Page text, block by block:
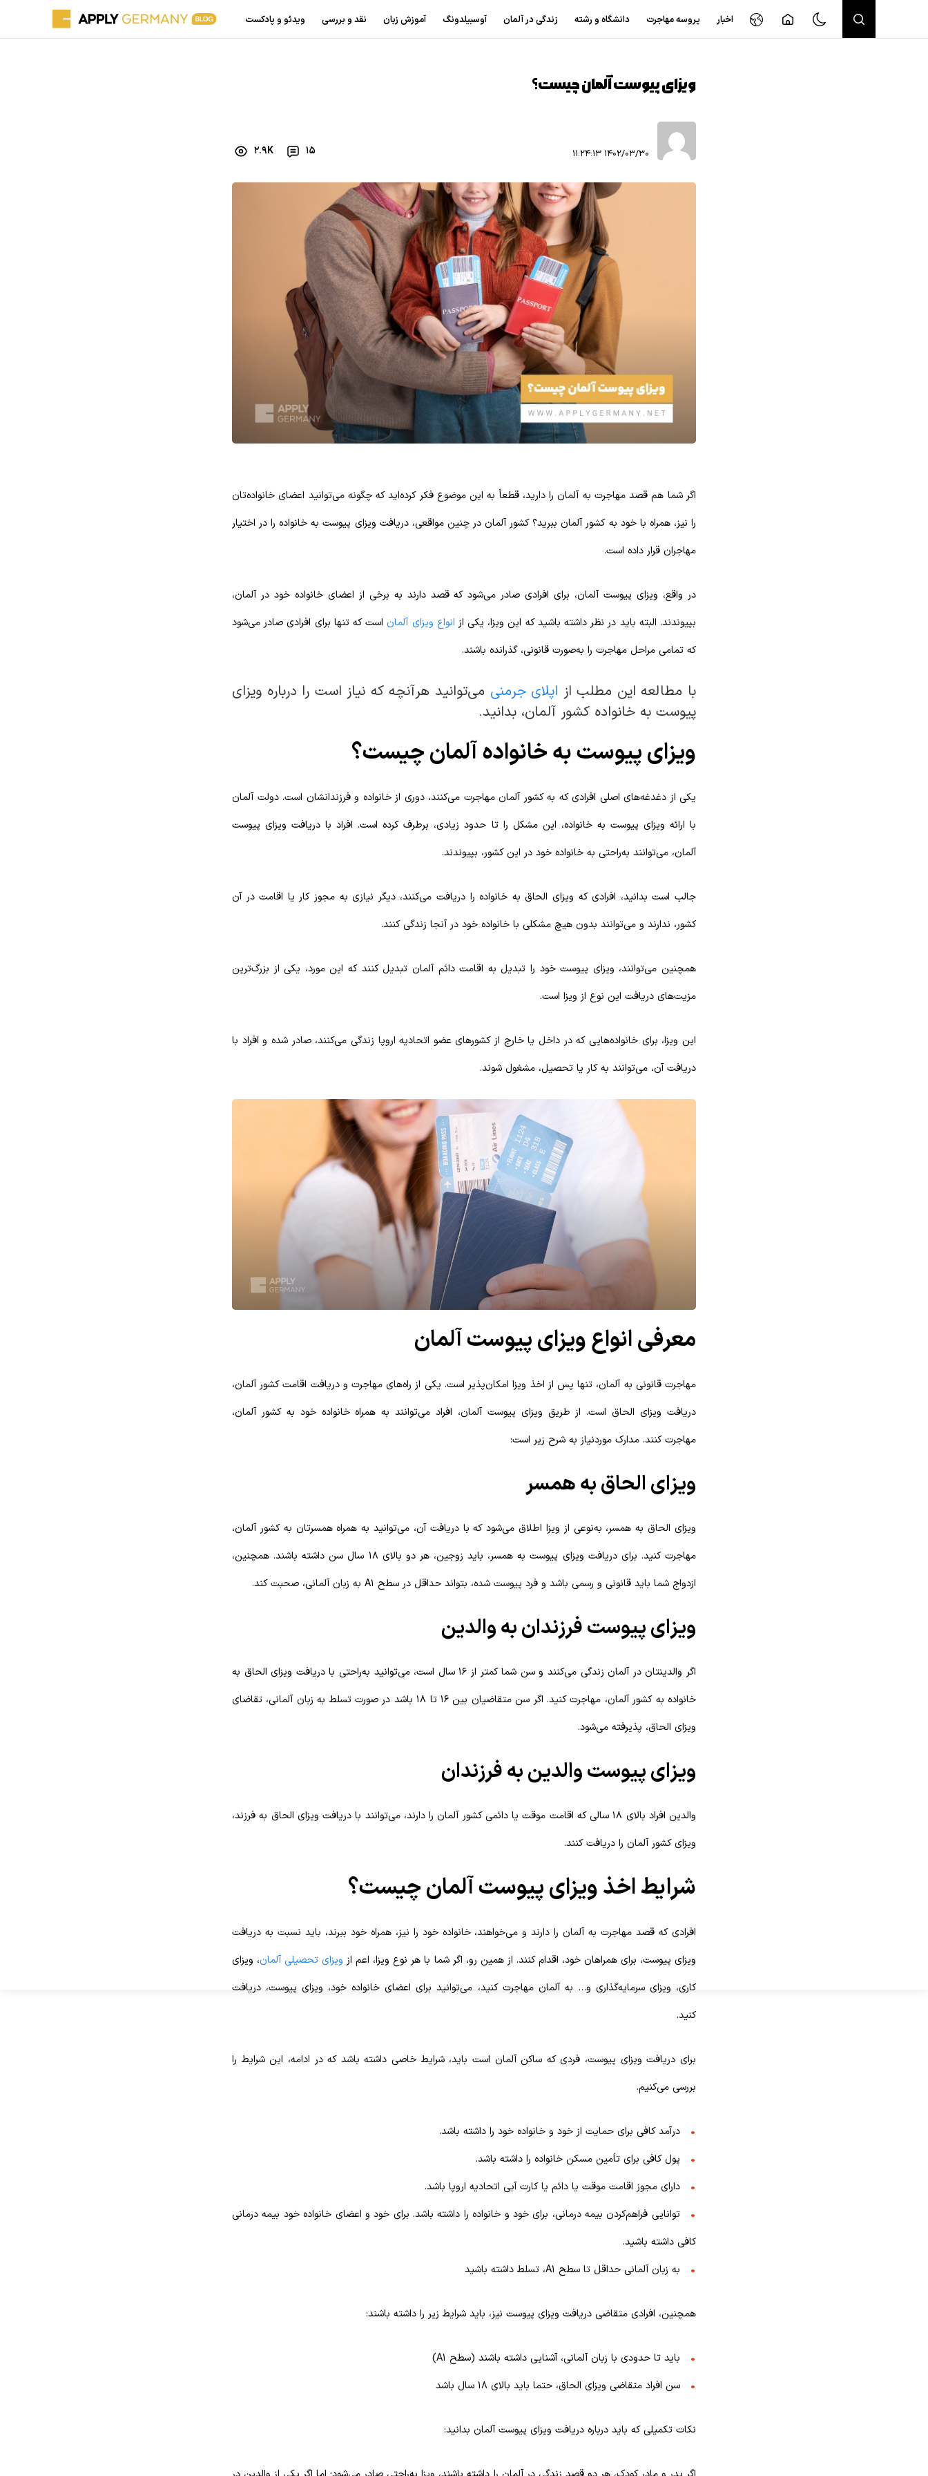
اخبار پروسه مهاجرت دانشگاه و رشته زندگی در آلمان آوسبیلدونگ آموزش زبان نقد و بررسی ویدئو و پادکست
ویزای پیوست آلمان چیست؟
۱۴۰۲/۰۳/۳۰ ۱۱:۲۴:۱۳ 15
2.9K
اگر شما هم قصد مهاجرت به آلمان را دارید، قطعاً به این موضوع فکر کرده‌اید که چگونه می‌توانید اعضای خانواده‌تان
را نیز، همراه با خود به کشور آلمان ببرید؟ کشور آلمان در چنین مواقعی، دریافت ویزای پیوست به خانواده را در اختیار
مهاجران قرار داده است.
در واقع، ویزای پیوست آلمان، برای افرادی صادر می‌شود که قصد دارند به برخی از اعضای خانواده خود در آلمان،
بپیوندند. البته باید در نظر داشته باشید که این ویزا، یکی از انواع ویزای آلماناست که تنها برای افرادی صادر می‌شود
که تمامی مراحل مهاجرت را به‌صورت قانونی، گذرانده باشند.
با مطالعه این مطلب از اپلای جرمنی می‌توانید هرآنچه که نیاز است را درباره ویزای
پیوست به خانواده کشور آلمان، بدانید.
ویزای پیوست به خانواده آلمان چیست؟
یکی از دغدغه‌های اصلی افرادی که به کشور آلمان مهاجرت می‌کنند، دوری از خانواده و فرزندانشان است. دولت آلمان
با ارائه ویزای پیوست به خانواده، این مشکل را تا حدود زیادی، برطرف کرده است. افراد با دریافت ویزای پیوست
آلمان، می‌توانند به‌راحتی به خانواده خود در این کشور، بپیوندند.
جالب است بدانید، افرادی که ویزای الحاق به خانواده را دریافت می‌کنند، دیگر نیازی به مجوز کار یا اقامت در آن
کشور، ندارند و می‌توانند بدون هیچ مشکلی با خانواده خود در آنجا زندگی کنند.
همچنین می‌توانند، ویزای پیوست خود را تبدیل به اقامت دائم آلمان تبدیل کنند که این مورد، یکی از بزرگ‌ترین
مزیت‌های دریافت این نوع از ویزا است.
این ویزا، برای خانواده‌هایی که در داخل یا خارج از کشورهای عضو اتحادیه اروپا زندگی می‌کنند، صادر شده و افراد با
دریافت آن، می‌توانند به کار یا تحصیل، مشغول شوند.
معرفی انواع ویزای پیوست آلمان
مهاجرت قانونی به آلمان، تنها پس از اخذ ویزا امکان‌پذیر است. یکی از راه‌های مهاجرت و دریافت اقامت کشور آلمان،
دریافت ویزای الحاق است. از طریق ویزای پیوست آلمان، افراد می‌توانند به همراه خانواده خود به کشور آلمان،
مهاجرت کنند. مدارک موردنیاز به شرح زیر است:
ویزای الحاق به همسر
ویزای الحاق به همسر، به‌نوعی از ویزا اطلاق می‌شود که با دریافت آن، می‌توانید به همراه همسرتان به کشور آلمان،
مهاجرت کنید. برای دریافت ویزای پیوست به همسر، باید زوجین، هر دو بالای ۱۸ سال سن داشته باشند. همچنین،
ازدواج شما باید قانونی و رسمی باشد و فرد پیوست شده، بتواند حداقل در سطح A1 به زبان آلمانی، صحبت کند.
ویزای پیوست فرزندان به والدین
اگر والدینتان در آلمان زندگی می‌کنند و سن شما کمتر از ۱۶ سال است، می‌توانید به‌راحتی با دریافت ویزای الحاق به
خانواده به کشور آلمان، مهاجرت کنید. اگر سن متقاضیان بین ۱۶ تا ۱۸ باشد در صورت تسلط به زبان آلمانی، تقاضای
ویزای الحاق، پذیرفته می‌شود.
ویزای پیوست والدین به فرزندان
والدین افراد بالای ۱۸ سالی که اقامت موقت یا دائمی کشور آلمان را دارند، می‌توانند با دریافت ویزای الحاق به فرزند،
ویزای کشور آلمان را دریافت کنند.
شرایط اخذ ویزای پیوست آلمان چیست؟
افرادی که قصد مهاجرت به آلمان را دارند و می‌خواهند، خانواده خود را نیز، همراه خود ببرند، باید نسبت به دریافت
ویزای پیوست، برای همراهان خود، اقدام کنند. از همین رو، اگر شما با هر نوع ویزا، اعم از ویزای تحصیلی آلمان، ویزای
کاری، ویزای سرمایه‌گذاری و… به آلمان مهاجرت کنید، می‌توانید برای اعضای خانواده خود، ویزای پیوست، دریافت
کنید.
برای دریافت ویزای پیوست، فردی که ساکن آلمان است باید، شرایط خاصی داشته باشد که در ادامه، این شرایط را
بررسی می‌کنیم.
درآمد کافی برای حمایت از خود و خانواده خود را داشته باشد.
پول کافی برای تأمین مسکن خانواده را داشته باشد.
دارای مجوز اقامت موقت یا دائم یا کارت آبی اتحادیه اروپا باشد.
توانایی فراهم‌کردن بیمه درمانی، برای خود و خانواده را داشته باشد. برای خود و اعضای خانواده خود بیمه درمانی
کافی داشته باشید.
به زبان آلمانی حداقل تا سطح A1، تسلط داشته باشید
همچنین، افرادی متقاضی دریافت ویزای پیوست نیز، باید شرایط زیر را داشته باشند:
باید تا حدودی با زبان آلمانی، آشنایی داشته باشند (سطح A1)
سن افراد متقاضی ویزای الحاق، حتما باید بالای ۱۸ سال باشد
نکات تکمیلی که باید درباره دریافت ویزای پیوست آلمان بدانید: